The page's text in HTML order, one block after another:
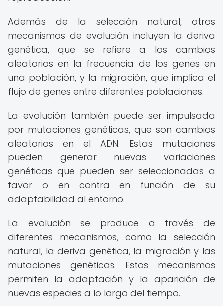
Además de la selección natural, otros
mecanismos de evolución incluyen la deriva
genética, que se refiere a los cambios
aleatorios en la frecuencia de los genes en
una población, y la migración, que implica el
flujo de genes entre diferentes poblaciones.
La evolución también puede ser impulsada
por mutaciones genéticas, que son cambios
aleatorios en el ADN. Estas mutaciones
pueden generar nuevas variaciones
genéticas que pueden ser seleccionadas a
favor o en contra en función de su
adaptabilidad al entorno.
La evolución se produce a través de
diferentes mecanismos, como la selección
natural, la deriva genética, la migración y las
mutaciones genéticas. Estos mecanismos
permiten la adaptación y la aparición de
nuevas especies a lo largo del tiempo.